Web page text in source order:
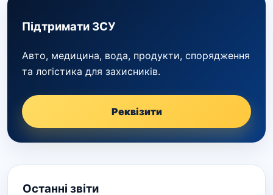
Підтримати ЗСУ
Авто, медицина, вода, продукти, спорядження
та логістика для захисників.
Реквізити
Останні звіти